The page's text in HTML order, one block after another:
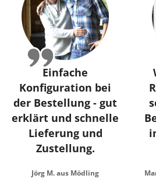
Einfache
Konfiguration bei
der Bestellung - gut
erklärt und schnelle
Lieferung und
Zustellung.
Jörg M. aus Mödling